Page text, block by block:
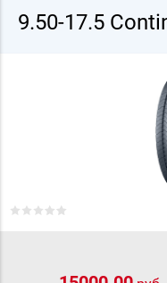
9.50-17.5